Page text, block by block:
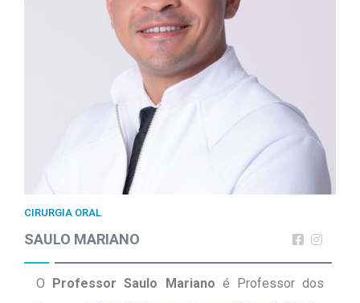
CIRURGIA ORAL
SAULO MARIANO
O Professor Saulo Mariano é Professor dos